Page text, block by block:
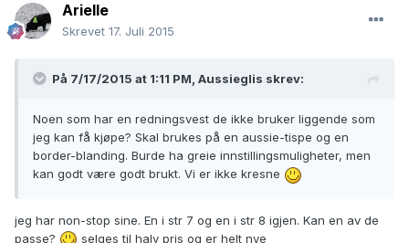
Arielle
Skrevet 17. Juli 2015
På 7/17/2015 at 1:11 PM, Aussieglis skrev:
Noen som har en redningsvest de ikke bruker liggende som
jeg kan få kjøpe? Skal brukes på en aussie-tispe og en
border-blanding. Burde ha greie innstillingsmuligheter, men
kan godt være godt brukt. Vi er ikke kresne
jeg har non-stop sine. En i str 7 og en i str 8 igjen. Kan en av de
passe?
selges til halv pris og er helt nye